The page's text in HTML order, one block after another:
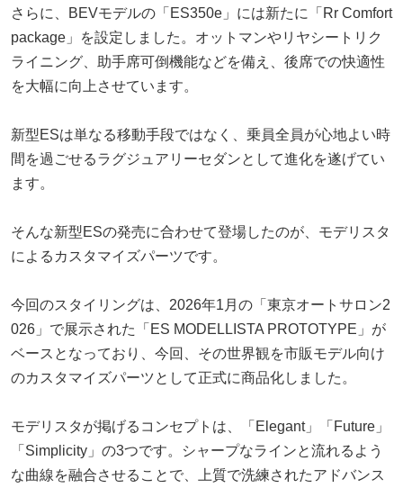
さらに、BEVモデルの「ES350e」には新たに「Rr Comfort
package」を設定しました。オットマンやリヤシートリク
ライニング、助手席可倒機能などを備え、後席での快適性
を大幅に向上させています。
新型ESは単なる移動手段ではなく、乗員全員が心地よい時
間を過ごせるラグジュアリーセダンとして進化を遂げてい
ます。
そんな新型ESの発売に合わせて登場したのが、モデリスタ
によるカスタマイズパーツです。
今回のスタイリングは、2026年1月の「東京オートサロン2
026」で展示された「ES MODELLISTA PROTOTYPE」が
ベースとなっており、今回、その世界観を市販モデル向け
のカスタマイズパーツとして正式に商品化しました。
モデリスタが掲げるコンセプトは、「Elegant」「Future」
「Simplicity」の3つです。シャープなラインと流れるよう
な曲線を融合させることで、上質で洗練されたアドバンス